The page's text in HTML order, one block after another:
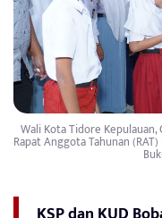
Wali Kota Tidore
Rapat Anggota Tahunan